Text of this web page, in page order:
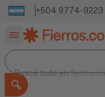
+504 9774-9223
Buscar productos
Busca todo en
Busca todo en